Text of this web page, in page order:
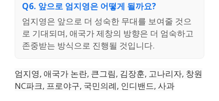
Q6. 앞으로 엄지영은 어떻게 될까요?
엄지영은 앞으로 더 성숙한 무대를 보여줄 것으
로 기대되며, 애국가 제창의 방향은 더 엄숙하고
존중받는 방식으로 진행될 것입니다.
엄지영, 애국가 논란, 큰그림, 김장훈, 고나리자, 창원
NC파크, 프로야구, 국민의례, 인디밴드, 사과